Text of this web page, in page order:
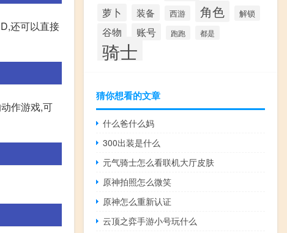
还可以直接
作游戏,可
萝卜 装备 西游 角色 解锁
谷物 账号 跑跑 都是
骑士
猜你想看的文章
什么爸什么妈
300出装是什么
元气骑士怎么看联机大厅皮肤
原神拍照怎么微笑
原神怎么重新认证
云顶之弈手游小号玩什么